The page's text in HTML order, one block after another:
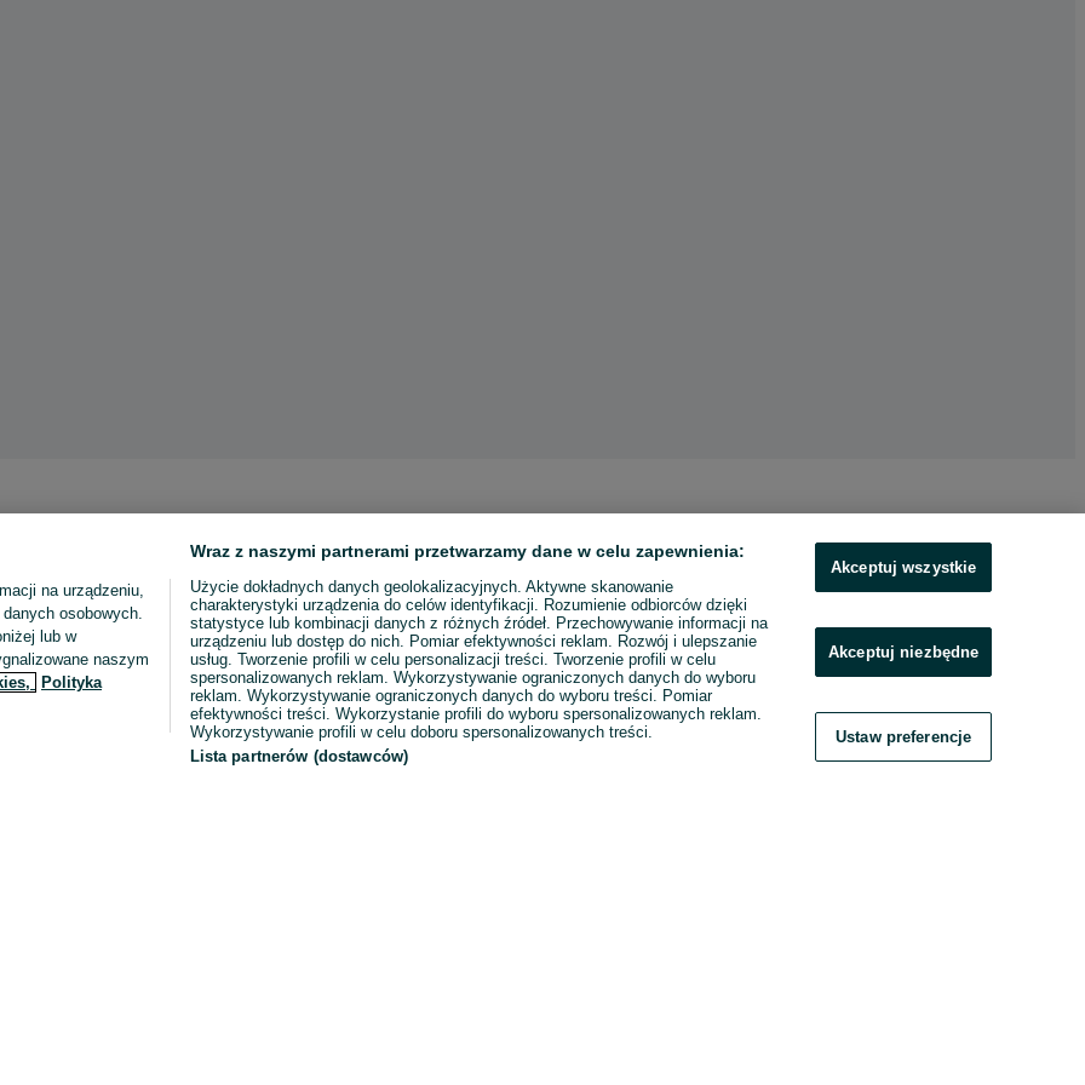
na urządzeniu,
osobowych.
lub w
naszym
Polityka
Wraz z naszymi partnerami przetwarzamy dane w celu zapewnienia:
Użycie dokładnych danych geolokalizacyjnych. Aktywne skanowanie
charakterystyki urządzenia do celów identyfikacji. Rozumienie odbiorców dzięki
statystyce lub kombinacji danych z różnych źródeł. Przechowywanie informacji na
urządzeniu lub dostęp do nich. Pomiar efektywności reklam. Rozwój i ulepszanie
usług. Tworzenie profili w celu personalizacji treści. Tworzenie profili w celu
spersonalizowanych reklam. Wykorzystywanie ograniczonych danych do wyboru
reklam. Wykorzystywanie ograniczonych danych do wyboru treści. Pomiar
efektywności treści. Wykorzystanie profili do wyboru spersonalizowanych reklam.
Wykorzystywanie profili w celu doboru spersonalizowanych treści.
Lista partnerów (dostawców)
Akceptuj wszystkie
Akceptuj niezbędne
Ustaw preferencje